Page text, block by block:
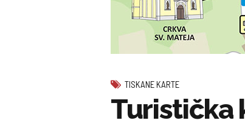
TISKANE KARTE
Turistička